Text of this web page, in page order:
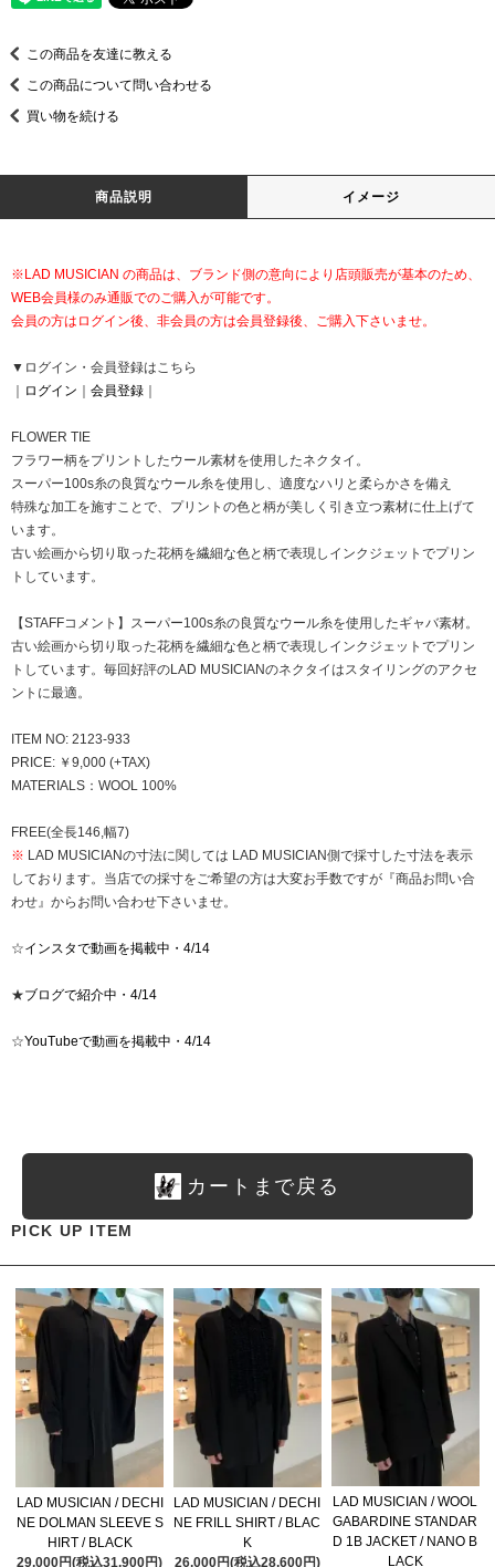
この商品を友達に教える
この商品について問い合わせる
買い物を続ける
商品説明 イメージ
※LAD MUSICIAN の商品は、ブランド側の意向により店頭販売が基本のため、
WEB会員様のみ通販でのご購入が可能です。
会員の方はログイン後、非会員の方は会員登録後、ご購入下さいませ。
▼ログイン・会員登録はこちら
｜ ログイン ｜ 会員登録 ｜
FLOWER TIE
フラワー柄をプリントしたウール素材を使用したネクタイ。
スーパー100s糸の良質なウール糸を使用し、適度なハリと柔らかさを備え
特殊な加工を施すことで、プリントの色と柄が美しく引き立つ素材に仕上げて
います。
古い絵画から切り取った花柄を繊細な色と柄で表現しインクジェットでプリン
トしています。
【STAFFコメント】スーパー100s糸の良質なウール糸を使用したギャバ素材。
古い絵画から切り取った花柄を繊細な色と柄で表現しインクジェットでプリン
トしています。毎回好評のLAD MUSICIANのネクタイはスタイリングのアクセ
ントに最適。
ITEM NO: 2123-933
PRICE: ￥9,000 (+TAX)
MATERIALS：WOOL 100%
FREE(全長146,幅7)
※ LAD MUSICIANの寸法に関しては LAD MUSICIAN側で採寸した寸法を表示
しております。当店での採寸をご希望の方は大変お手数ですが『商品お問い合
わせ』からお問い合わせ下さいませ。
☆インスタで動画を掲載中・4/14
★ブログで紹介中・4/14
☆YouTubeで動画を掲載中・4/14
カートまで戻る
PICK UP ITEM
LAD MUSICIAN / DECHI
NE DOLMAN SLEEVE S
HIRT / BLACK
29,000円(税込31,900円)
LAD MUSICIAN / DECHI
NE FRILL SHIRT / BLAC
K
26,000円(税込28,600円)
LAD MUSICIAN / WOOL
GABARDINE STANDAR
D 1B JACKET / NANO B
LACK